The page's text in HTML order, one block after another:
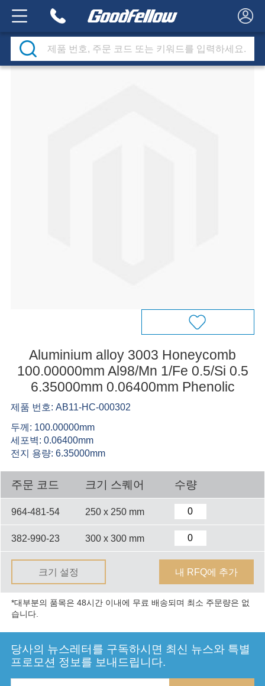
Aluminium alloy 3003 Honeycomb
100.00000mm Al98/Mn 1/Fe 0.5/Si 0.5
6.35000mm 0.06400mm Phenolic
제품 번호: AB11-HC-000302
두께: 100.00000mm
세포벽: 0.06400mm
전지 용량: 6.35000mm
주문 코드 크기 스퀘어 수량
964-481-54 250 x 250 mm
382-990-23 300 x 300 mm
크기 설정 내 RFQ에 추가
*대부분의 품목은 48시간 이내에 무료 배송되며 최소 주문량은 없
습니다.
당사의 뉴스레터를 구독하시면 최신 뉴스와 특별
프로모션 정보를 보내드립니다.